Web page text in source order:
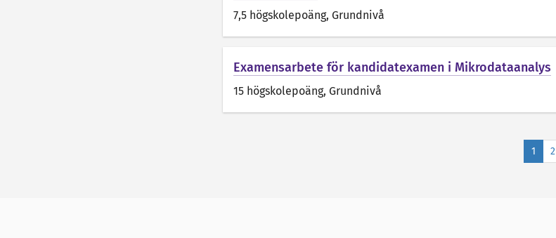
7,5 högskolepoäng, Grundnivå
Examensarbete för kandidatexamen i Mikrodataanalys
15 högskolepoäng, Grundnivå
1 2